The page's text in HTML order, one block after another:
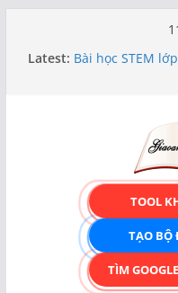
Latest: Bài học STEM
Bài học STEM
TẠO FORM
CAO & XUẤT
TRẢI NGHIỆM
KÉO THẢ –TOOL
TẠO BỘ
TÌM